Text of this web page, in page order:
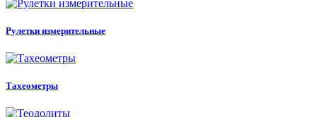
Рулетки измерительные
Тахеометры